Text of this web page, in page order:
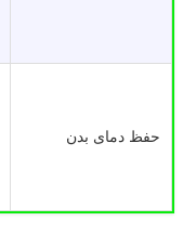
حفظ دمای بدن